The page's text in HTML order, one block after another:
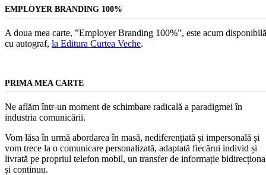
EMPLOYER BRANDING 100%
A doua mea carte, ”Employer Branding 100%”, este acum
cu autograf, la Editura Curtea Veche.
PRIMA MEA CARTE
Ne aflăm într-un moment de schimbare radicală a paradigmei în
industria comunicării.
Vom lăsa în urmă abordarea în masă, nediferențiată și impersonală și
vom trece la o comunicare personalizată, adaptată fiecărui individ și
livrată pe propriul telefon mobil, un transfer de informație
și continuu.